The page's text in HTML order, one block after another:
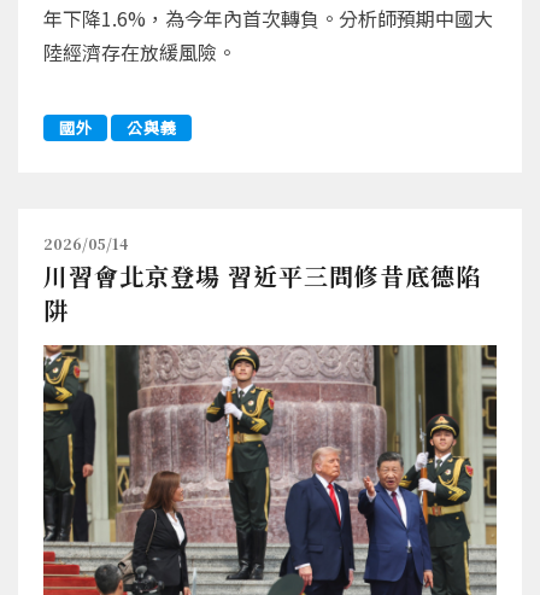
年下降1.6%，為今年內首次轉負。分析師預期中國大
陸經濟存在放緩風險。
國外 公與義
2026/05/14
川習會北京登場 習近平三問修昔底德陷
阱